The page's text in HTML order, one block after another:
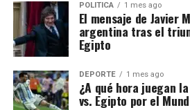
POLITICA 1 mes ago
El mensaje de Javier
argentina tras el
Egipto
DEPORTE 1 mes ago
¿A qué hora juegan
vs. Egipto por el